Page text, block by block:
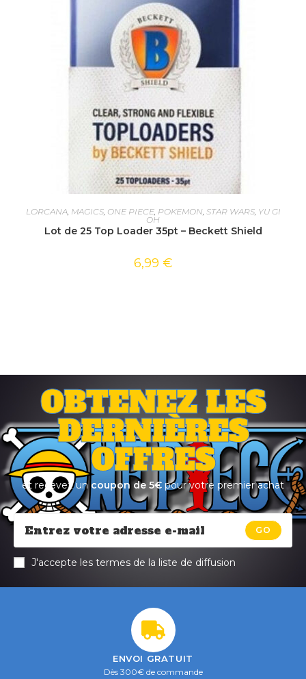
AJOUTER AU PANIER
LORCANA, MAGICS, ONE PIECE, POKEMON, STAR WARS, YU GI
OH
Lot de 25 Top Loader 35pt – Beckett Shield
6,99 €
OBTENEZ LES
DERNIÈRES
OFFRES
et recevez un coupon de 5€ pour votre premier achat
GO
J'accepte les termes de la liste de diffusion
ENVOI GRATUIT
Dès 300€ de commande